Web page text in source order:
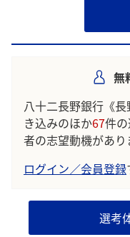
無
八十二長野銀行《
き込みのほか67件の
者の志望動機があり
ログイン／会員登録
選考